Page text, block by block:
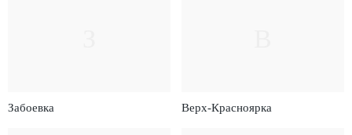
Забоевка Верх-Красноярка